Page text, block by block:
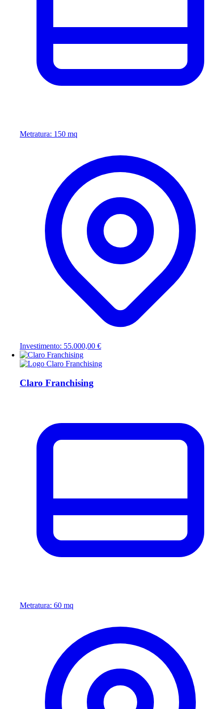
Metratura: 150 mq
Investimento: 55.000,00 €
Claro Franchising
Metratura: 60 mq